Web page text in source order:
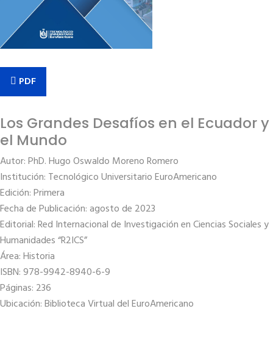
PDF
Los Grandes Desafíos en el Ecuador y
el Mundo
Autor: PhD. Hugo Oswaldo Moreno Romero
Institución: Tecnológico Universitario EuroAmericano
Edición: Primera
Fecha de Publicación: agosto de 2023
Editorial: Red Internacional de Investigación en Ciencias Sociales y
Humanidades “R2ICS”
Área: Historia
ISBN: 978-9942-8940-6-9
Páginas: 236
Ubicación: Biblioteca Virtual del EuroAmericano